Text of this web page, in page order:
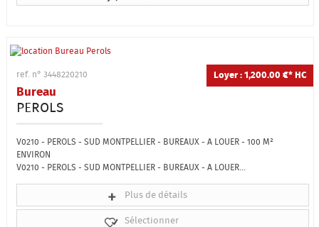
Loyer : 1,200.00 €* HC
ref. n° 3448220210
Bureau
PEROLS
V0210 - PEROLS - SUD MONTPELLIER - BUREAUX - A LOUER - 100 M²
ENVIRON
V0210 - PEROLS - SUD MONTPELLIER - BUREAUX - A LOUER...
Plus de détails
Sélectionner